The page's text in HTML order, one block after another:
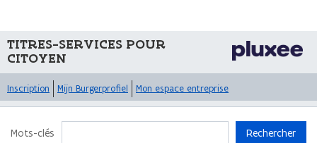
TITRES-SERVICES POUR
CITOYEN
Inscription Mijn Burgerprofiel Mon espace entreprise
Mots-clés Rechercher